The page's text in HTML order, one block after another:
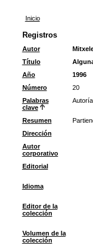
Inicio
Registros
Autor
Título
Año
1996
Número
20
Palabras
clave
Autoría
Resumen
Dirección
Autor
corporativo
Editorial
Idioma
Editor de la
colección
Volumen de la
colección